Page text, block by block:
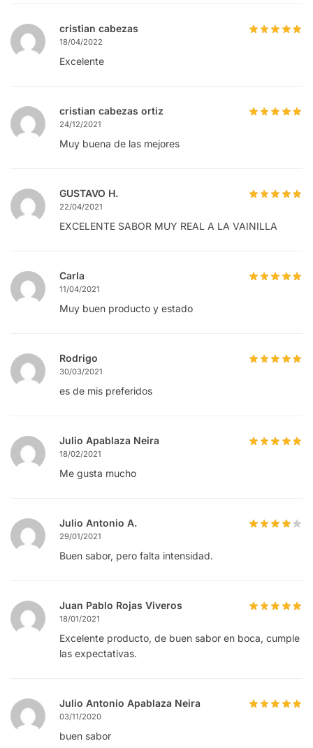
cristian cabezas
18/04/2022
Excelente
cristian cabezas ortiz
24/12/2021
Muy buena de las mejores
GUSTAVO H.
22/04/2021
EXCELENTE SABOR MUY REAL A LA VAINILLA
Carla
11/04/2021
Muy buen producto y estado
Rodrigo
30/03/2021
es de mis preferidos
Julio Apablaza Neira
18/02/2021
Me gusta mucho
Julio Antonio A.
29/01/2021
Buen sabor, pero falta intensidad.
Juan Pablo Rojas Viveros
18/01/2021
Excelente producto, de buen sabor en boca, cumple
las expectativas.
Julio Antonio Apablaza Neira
03/11/2020
buen sabor